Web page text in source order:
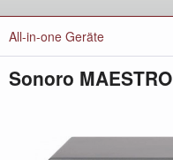
All-in-one Geräte
Sonoro MAESTRO